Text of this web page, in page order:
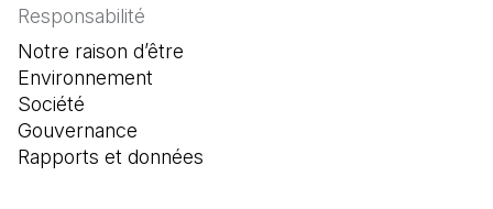
Responsabilité
Notre raison d’être
Environnement
Société
Gouvernance
Rapports et données